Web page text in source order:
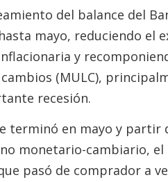
del balance del
mayo, reduciendo el
y
(MULC),
recesión.
terminó en mayo y
monetario-cambiario,
que pasó de comprador a